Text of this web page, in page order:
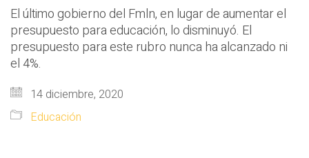
El último gobierno del Fmln, en lugar de aumentar el
presupuesto para educación, lo disminuyó. El
presupuesto para este rubro nunca ha alcanzado ni
el 4%.
14 diciembre, 2020
Educación